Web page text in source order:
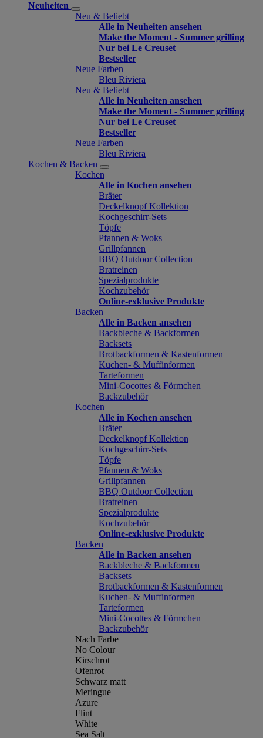
Neuheiten
Neu & Beliebt
Alle in Neuheiten ansehen
Make the Moment - Summer grilling
Nur bei Le Creuset
Bestseller
Neue Farben
Bleu Riviera
Neu & Beliebt
Alle in Neuheiten ansehen
Make the Moment - Summer grilling
Nur bei Le Creuset
Bestseller
Neue Farben
Bleu Riviera
Kochen & Backen
Kochen
Alle in Kochen ansehen
Bräter
Deckelknopf Kollektion
Kochgeschirr-Sets
Töpfe
Pfannen & Woks
Grillpfannen
BBQ Outdoor Collection
Bratreinen
Spezialprodukte
Kochzubehör
Online-exklusive Produkte
Backen
Alle in Backen ansehen
Backbleche & Backformen
Backsets
Brotbackformen & Kastenformen
Kuchen- & Muffinformen
Tarteformen
Mini-Cocottes & Förmchen
Backzubehör
Kochen
Alle in Kochen ansehen
Bräter
Deckelknopf Kollektion
Kochgeschirr-Sets
Töpfe
Pfannen & Woks
Grillpfannen
BBQ Outdoor Collection
Bratreinen
Spezialprodukte
Kochzubehör
Online-exklusive Produkte
Backen
Alle in Backen ansehen
Backbleche & Backformen
Backsets
Brotbackformen & Kastenformen
Kuchen- & Muffinformen
Tarteformen
Mini-Cocottes & Förmchen
Backzubehör
Nach Farbe
No Colour
Kirschrot
Ofenrot
Schwarz matt
Meringue
Azure
Flint
White
Sea Salt